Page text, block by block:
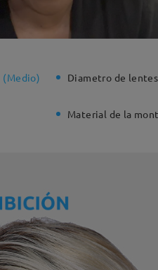
(Medio) Diametro de
Material de la